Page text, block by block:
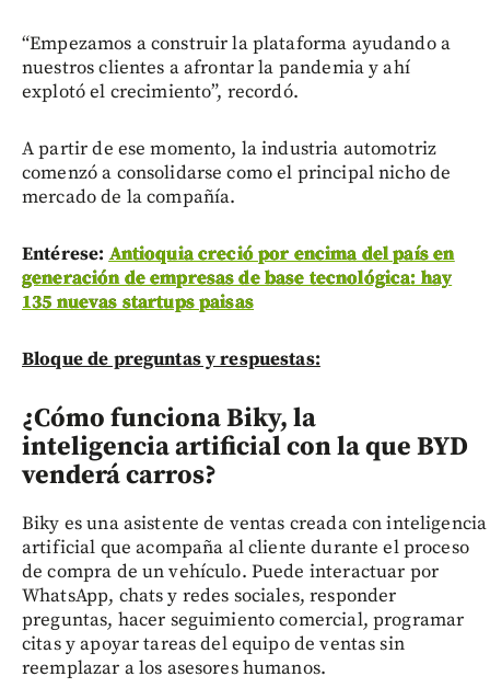
“Empezamos a construir la plataforma ayudando a
nuestros clientes a afrontar la pandemia y ahí
explotó el crecimiento”, recordó.
A partir de ese momento, la industria automotriz
comenzó a consolidarse como el principal nicho de
mercado de la compañía.
Entérese: Antioquia creció por encima del país en
generación de empresas de base tecnológica: hay
135 nuevas startups paisas
Bloque de preguntas y respuestas:
¿Cómo funciona Biky, la
inteligencia artificial con la que BYD
venderá carros?
Biky es una asistente de ventas creada con inteligencia
artificial que acompaña al cliente durante el proceso
de compra de un vehículo. Puede interactuar por
WhatsApp, chats y redes sociales, responder
preguntas, hacer seguimiento comercial, programar
citas y apoyar tareas del equipo de ventas sin
reemplazar a los asesores humanos.